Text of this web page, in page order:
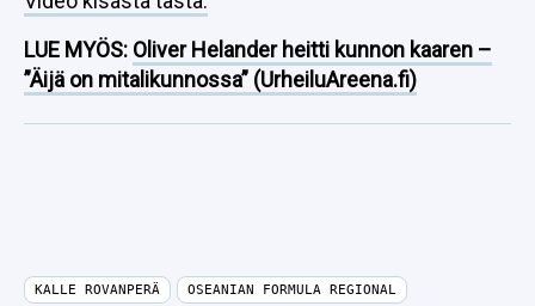
LUE MYÖS: Oliver Helander heitti kunnon kaaren –
”Äijä on mitalikunnossa” (UrheiluAreena.fi)
KALLE ROVANPERÄ OSEANIAN FORMULA REGIONAL